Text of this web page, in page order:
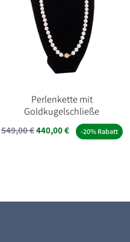
Perlenkette mit
Goldkugelschließe
549,00€Ursprünglicher
440,00€Aktueller
-20% Rabatt